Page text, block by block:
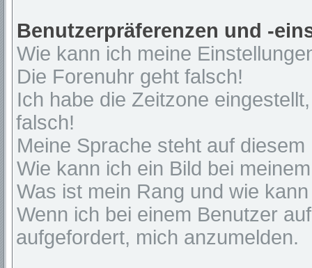
Benutzerpräferenzen und -
Wie kann ich meine
Die Forenuhr geht falsch!
Ich habe die Zeitzone
falsch!
Meine Sprache steht auf
Wie kann ich ein Bild bei
Was ist mein Rang und wie
Wenn ich bei einem Benutzer
aufgefordert, mich anzumelden.